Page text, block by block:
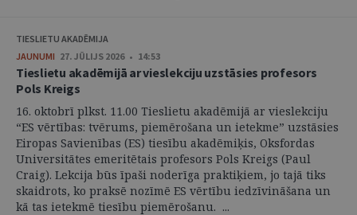
TIESLIETU AKADĒMIJA
JAUNUMI 27. JŪLIJS 2026 • 14:53
Tieslietu akadēmijā ar vieslekciju uzstāsies profesors
Pols Kreigs
16. oktobrī plkst. 11.00 Tieslietu akadēmijā ar vieslekciju
“ES vērtības: tvērums, piemērošana un ietekme” uzstāsies
Eiropas Savienības (ES) tiesību akadēmiķis, Oksfordas
Universitātes emeritētais profesors Pols Kreigs (Paul
Craig). Lekcija būs īpaši noderīga praktiķiem, jo tajā tiks
skaidrots, ko praksē nozīmē ES vērtību iedzīvināšana un
kā tas ietekmē tiesību piemērošanu. ...